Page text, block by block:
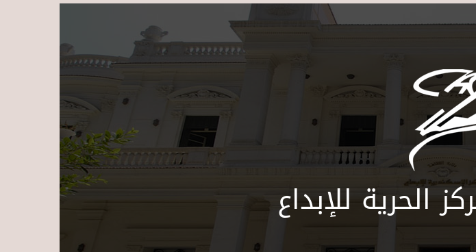
Skip to main content
الحرية للإبداع